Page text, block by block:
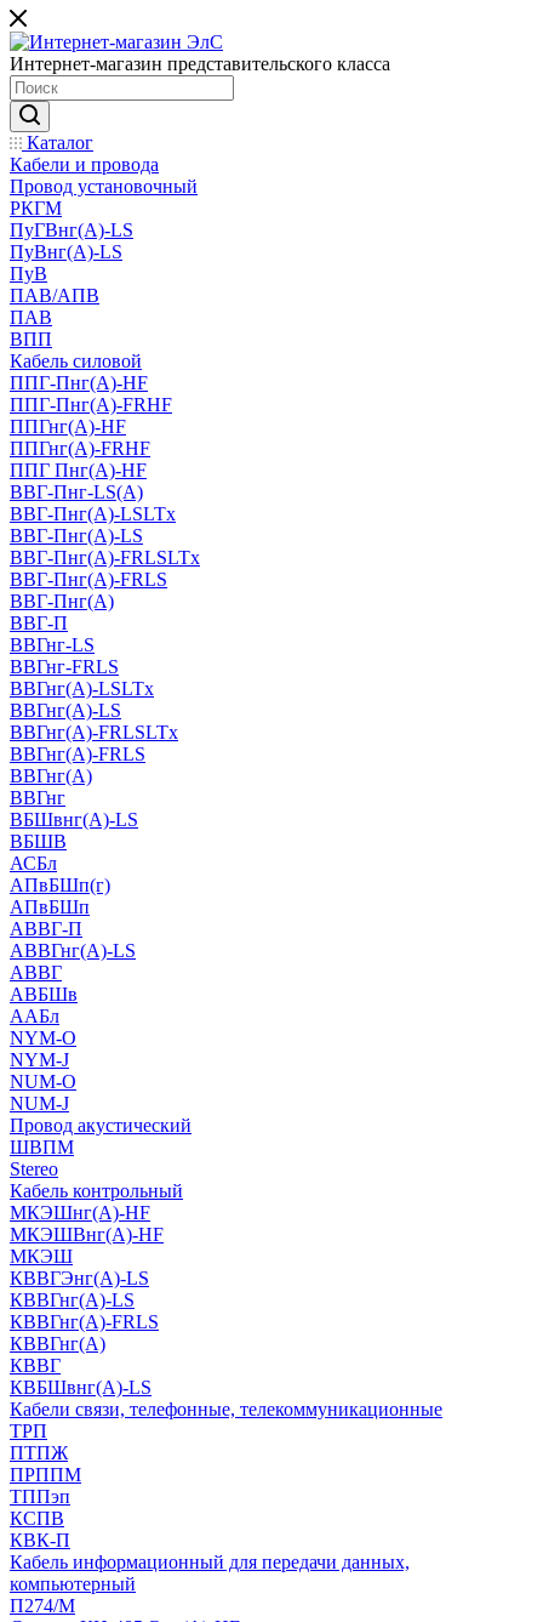
Интернет-магазин представительского класса
Каталог
Кабели и провода
Провод установочный
РКГМ
ПуГВнг(А)-LS
ПуВнг(А)-LS
ПуВ
ПАВ/АПВ
ПАВ
ВПП
Кабель силовой
ППГ-Пнг(А)-HF
ППГ-Пнг(А)-FRHF
ППГнг(А)-HF
ППГнг(А)-FRHF
ППГ Пнг(А)-HF
ВВГ-Пнг-LS(А)
ВВГ-Пнг(А)-LSLTx
ВВГ-Пнг(А)-LS
ВВГ-Пнг(А)-FRLSLTx
ВВГ-Пнг(А)-FRLS
ВВГ-Пнг(А)
ВВГ-П
ВВГнг-LS
ВВГнг-FRLS
ВВГнг(А)-LSLTx
ВВГнг(А)-LS
ВВГнг(А)-FRLSLTx
ВВГнг(А)-FRLS
ВВГнг(А)
ВВГнг
ВБШвнг(А)-LS
ВБШВ
АСБл
АПвБШп(г)
АПвБШп
АВВГ-П
АВВГнг(А)-LS
АВВГ
АВБШв
ААБл
NYM-O
NYM-J
NUM-О
NUM-J
Провод акустический
ШВПМ
Stereo
Кабель контрольный
МКЭШнг(A)-HF
МКЭШВнг(А)-HF
МКЭШ
КВВГЭнг(А)-LS
КВВГнг(А)-LS
КВВГнг(А)-FRLS
КВВГнг(А)
КВВГ
КВБШвнг(А)-LS
Кабели связи, телефонные, телекоммуникационные
ТРП
ПТПЖ
ПРППМ
ТППэп
КСПВ
КВК-П
Кабель информационный для передачи данных,
компьютерный
П274/М